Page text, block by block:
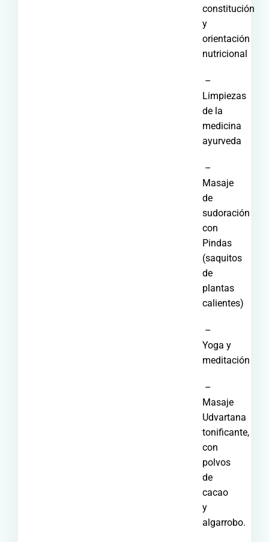
constitución
y
orientación
nutricional
–
Limpiezas
de la
medicina
ayurveda
–
Masaje
de
sudoración
con
Pindas
(saquitos
de
plantas
calientes)
–
Yoga y
meditación
–
Masaje
Udvartana
tonificante,
con
polvos
de
cacao
y
algarrobo.